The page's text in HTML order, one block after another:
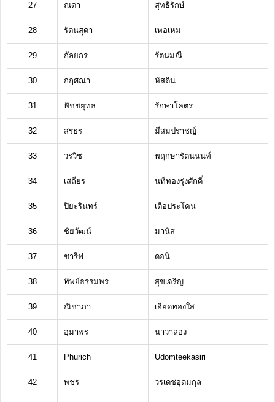
27 ณดา สุทธิรักษ์
28 รัตนสุดา เพอเหม
29 กัลยกร รัตนมณี
30 กฤศณา หัสดิน
31 พิชชยุทธ รักษาโคตร
32 สรธร มีสมปราชญ์
33 วรวิช พฤกษารัตนนนท์
34 เสถียร นทีทองรุ่งศักดิ์
35 ปิยะรินทร์ เตือประโคน
36 ชัยวัฒน์ มานัส
37 ชารีฟ ดอนิ
38 ทิพย์ธรรมพร สุขเจริญ
39 ณิชาภา เอียดทองใส
40 อุมาพร นาวาล่อง
41 Phurich Udomteekasiri
42 พชร วรเดชอุดมกุล